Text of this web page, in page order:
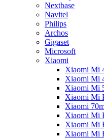
Nextbase
Navitel
Philips
Archos
Gigaset
Microsoft
Xiaomi
Xiaomi Mi
Xiaomi Mi
Xiaomi Mi
Xiaomi Mi
Xiaomi
Xiaomi Mi
Xiaomi Mi
Xiaomi Mi